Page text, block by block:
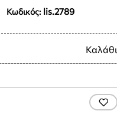
Κωδικός: lis.2789
Καλάθι